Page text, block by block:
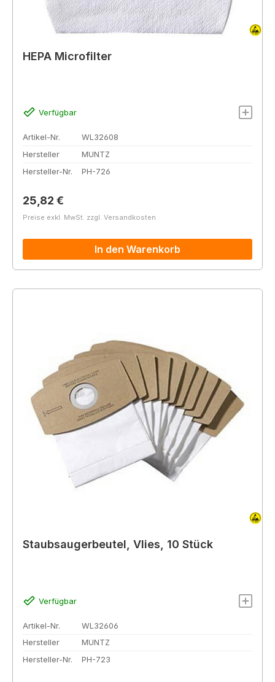
HEPA Microfilter
Verfügbar
Artikel-Nr.
WL32608
Hersteller
MUNTZ
Hersteller-Nr.
PH-726
Regulärer Preis:
25,82 €
Preise exkl. MwSt. zzgl. Versandkosten
In den Warenkorb
Staubsaugerbeutel, Vlies, 10 Stück
Verfügbar
Artikel-Nr.
WL32606
Hersteller
MUNTZ
Hersteller-Nr.
PH-723